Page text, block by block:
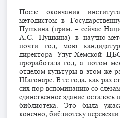
После окончания
методистом в
Пушкина (прим. – сейчас
А.С. Пушкина) в научно-
почти год, мою
директора Улуг-Хемской
проработала год, а потом
отделом культуры в этом же
Шагонаре. В те года, как раз
сих пор вспоминанию со
единственное здание осталось
библиотека. Это была
конечно, библиотеку